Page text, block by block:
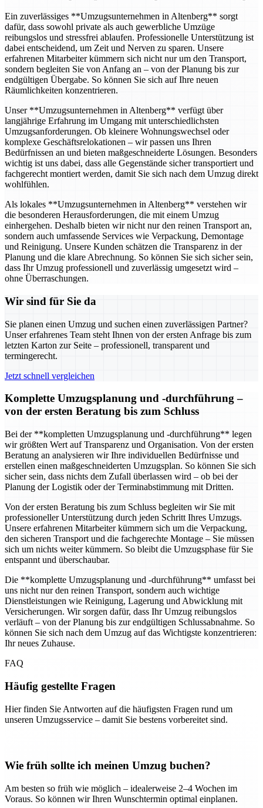
Ein zuverlässiges **Umzugsunternehmen in Altenberg** sorgt
dafür, dass sowohl private als auch gewerbliche Umzüge
reibungslos und stressfrei ablaufen. Professionelle Unterstützung ist
dabei entscheidend, um Zeit und Nerven zu sparen. Unsere
erfahrenen Mitarbeiter kümmern sich nicht nur um den Transport,
sondern begleiten Sie von Anfang an – von der Planung bis zur
endgültigen Übergabe. So können Sie sich auf Ihre neuen
Räumlichkeiten konzentrieren.
Unser **Umzugsunternehmen in Altenberg** verfügt über
langjährige Erfahrung im Umgang mit unterschiedlichsten
Umzugsanforderungen. Ob kleinere Wohnungswechsel oder
komplexe Geschäftsrelokationen – wir passen uns Ihren
Bedürfnissen an und bieten maßgeschneiderte Lösungen. Besonders
wichtig ist uns dabei, dass alle Gegenstände sicher transportiert und
fachgerecht montiert werden, damit Sie sich nach dem Umzug direkt
wohlfühlen.
Als lokales **Umzugsunternehmen in Altenberg** verstehen wir
die besonderen Herausforderungen, die mit einem Umzug
einhergehen. Deshalb bieten wir nicht nur den reinen Transport an,
sondern auch umfassende Services wie Verpackung, Demontage
und Reinigung. Unsere Kunden schätzen die Transparenz in der
Planung und die klare Abrechnung. So können Sie sich sicher sein,
dass Ihr Umzug professionell und zuverlässig umgesetzt wird –
ohne Überraschungen.
Wir sind für Sie da
Sie planen einen Umzug und suchen einen zuverlässigen Partner?
Unser erfahrenes Team steht Ihnen von der ersten Anfrage bis zum
letzten Karton zur Seite – professionell, transparent und
termingerecht.
Jetzt schnell vergleichen
Komplette Umzugsplanung und -durchführung –
von der ersten Beratung bis zum Schluss
Bei der **kompletten Umzugsplanung und -durchführung** legen
wir größten Wert auf Transparenz und Organisation. Von der ersten
Beratung an analysieren wir Ihre individuellen Bedürfnisse und
erstellen einen maßgeschneiderten Umzugsplan. So können Sie sich
sicher sein, dass nichts dem Zufall überlassen wird – ob bei der
Planung der Logistik oder der Terminabstimmung mit Dritten.
Von der ersten Beratung bis zum Schluss begleiten wir Sie mit
professioneller Unterstützung durch jeden Schritt Ihres Umzugs.
Unsere erfahrenen Mitarbeiter kümmern sich um die Verpackung,
den sicheren Transport und die fachgerechte Montage – Sie müssen
sich um nichts weiter kümmern. So bleibt die Umzugsphase für Sie
entspannt und überschaubar.
Die **komplette Umzugsplanung und -durchführung** umfasst bei
uns nicht nur den reinen Transport, sondern auch wichtige
Dienstleistungen wie Reinigung, Lagerung und Abwicklung mit
Versicherungen. Wir sorgen dafür, dass Ihr Umzug reibungslos
verläuft – von der Planung bis zur endgültigen Schlussabnahme. So
können Sie sich nach dem Umzug auf das Wichtigste konzentrieren:
Ihr neues Zuhause.
FAQ
Häufig gestellte Fragen
Hier finden Sie Antworten auf die häufigsten Fragen rund um
unseren Umzugsservice – damit Sie bestens vorbereitet sind.
Wie früh sollte ich meinen Umzug buchen?
Am besten so früh wie möglich – idealerweise 2–4 Wochen im
Voraus. So können wir Ihren Wunschtermin optimal einplanen.